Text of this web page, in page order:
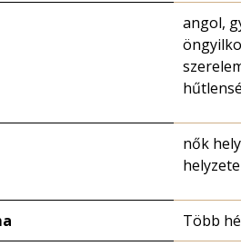
angol,
nők
helyzete
Több